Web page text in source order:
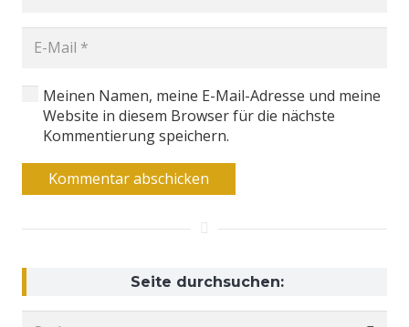
Meinen Namen, meine E-Mail-Adresse und meine
Website in diesem Browser für die nächste
Kommentierung speichern.
Kommentar abschicken
Seite durchsuchen: